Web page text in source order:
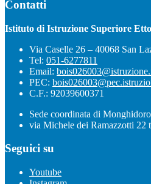
Contatti
Istituto di Istruzione Superiore
Via Caselle 26 – 40068 San
Tel: 051-6277811
Email:
PEC:
C.F.: 92039600371
Sede coordinata di Monghidoro
via Michele dei Ramazzotti 22
Seguici su
Youtube